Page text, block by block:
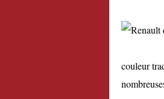
couleur